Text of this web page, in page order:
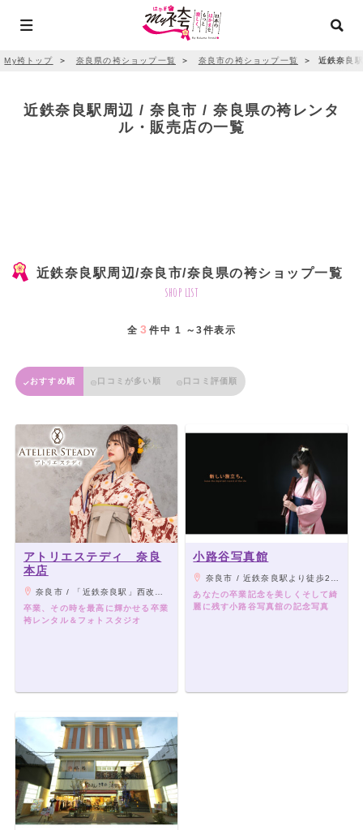
My袴トップ ＞ 奈良県の袴ショップ一覧 ＞ 奈良市の袴ショップ一覧 ＞ 近鉄奈良
近鉄奈良駅周辺 / 奈良市 / 奈良県の袴レンタ
ル・販売店の一覧
近鉄奈良駅周辺/奈良市/奈良県の袴ショップ一覧
shop list
全 3 件中 1 ～3件表示
おすすめ順 口コミが多い順 口コミ評価順
アトリエステディ 奈良
本店
奈良市 / 「近鉄奈良駅」西改札口7番出口より徒歩約1分
卒業、その時を最高に輝かせる卒業
袴レンタル＆フォトスタジオ
小路谷写真館
奈良市 / 近鉄奈良駅より徒歩2分 ひがしむき商店街内
あなたの卒業記念を美しくそして綺
麗に残す小路谷写真舘の記念写真